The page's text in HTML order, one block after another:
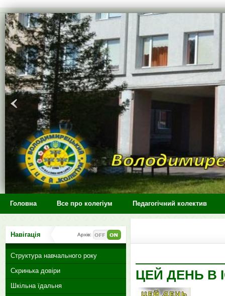
>
Головна Все про колегіум Педагогічний колектив
ЦЕЙ ДЕНЬ В
Навігація Архів:
Структура навчального року
Скринька довіри
Шкільна їдальня